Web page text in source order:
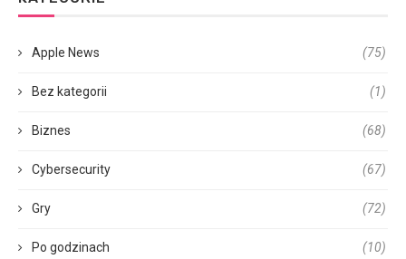
Apple News (75)
Bez kategorii (1)
Biznes (68)
Cybersecurity (67)
Gry (72)
Po godzinach (10)